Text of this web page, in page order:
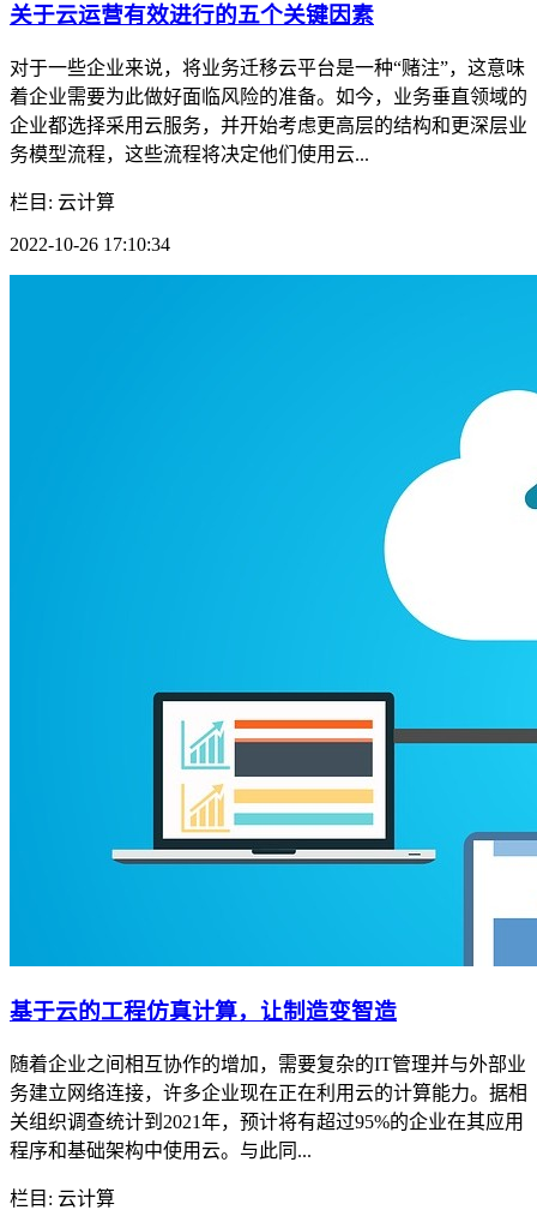
关于云运营有效进行的五个关键因素
对于一些企业来说，将业务迁移云平台是一种“赌注”，这意味
着企业需要为此做好面临风险的准备。如今，业务垂直领域的
企业都选择采用云服务，并开始考虑更高层的结构和更深层业
务模型流程，这些流程将决定他们使用云...
栏目: 云计算
2022-10-26 17:10:34
基于云的工程仿真计算，让制造变智造
随着企业之间相互协作的增加，需要复杂的IT管理并与外部业
务建立网络连接，许多企业现在正在利用云的计算能力。据相
关组织调查统计到2021年，预计将有超过95%的企业在其应用
程序和基础架构中使用云。与此同...
栏目: 云计算